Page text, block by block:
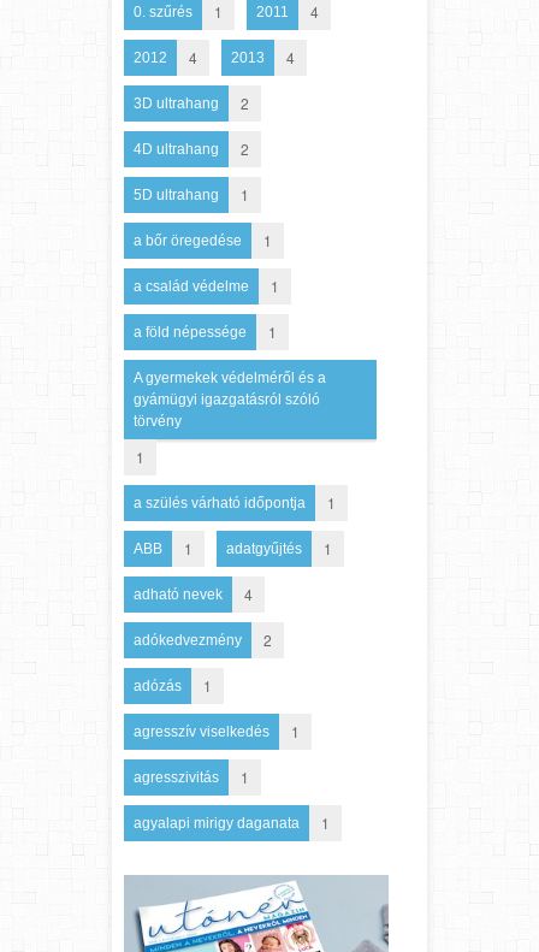
0. szűrés 1 2011 4
2012 4 2013 4
3D ultrahang 2
4D ultrahang 2
5D ultrahang 1
a bőr öregedése 1
a család védelme 1
a föld népessége 1
A gyermekek védelméről és a
gyámügyi igazgatásról szóló
törvény
1
a szülés várható időpontja 1
ABB 1 adatgyűjtés 1
adható nevek 4
adókedvezmény 2
adózás 1
agresszív viselkedés 1
agresszivitás 1
agyalapi mirigy daganata 1